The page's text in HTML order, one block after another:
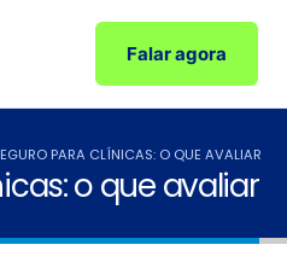
Falar agora
PARA CLÍNICAS: O QUE AVALIAR
o que avaliar